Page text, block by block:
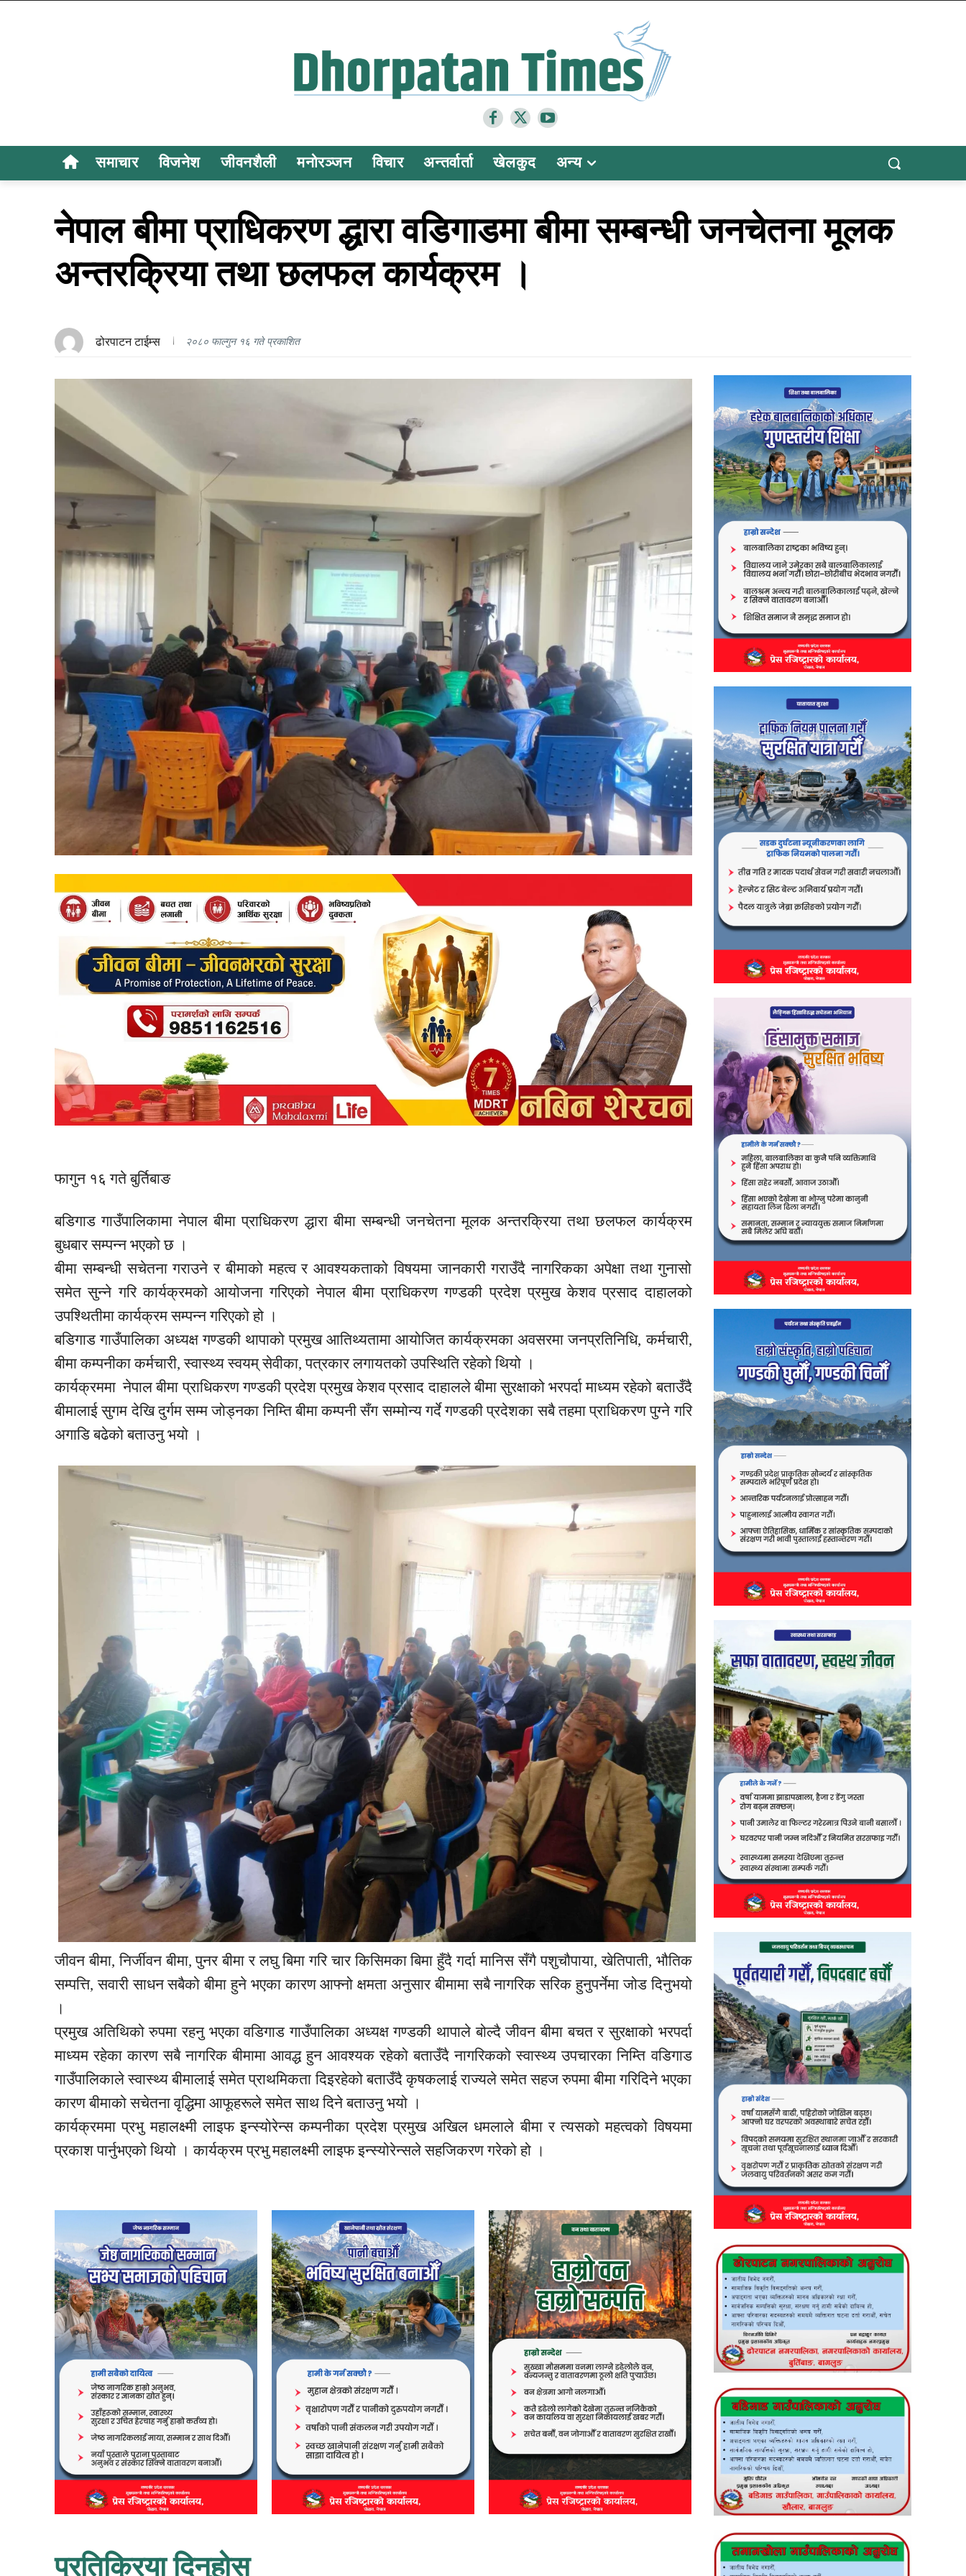
समाचार विजनेश जीवनशैली मनोरञ्जन विचार अन्तर्वार्ता खेलकुद अन्य
नेपाल बीमा प्राधिकरण द्धारा वडिगाडमा बीमा सम्बन्धी जनचेतना मूलक
अन्तरक्रिया तथा छलफल कार्यक्रम ।
ढोरपाटन टाईम्स २०८० फाल्गुन १६ गते प्रकाशित
फागुन १६ गते बुर्तिबाङ
बडिगाड गाउँपालिकामा नेपाल बीमा प्राधिकरणद्धाराबीमासम्बन्धीजनचेतना मूलक अन्तरक्रिया तथा छलफल कार्यक्रम
बुधबार सम्पन्न भएको छ ।
बीमा सम्बन्धी सचेतना गराउने र बीमाको महत्व र आवश्यकताको विषयमा जानकारी गराउँदै नागरिकका अपेक्षा तथा गुनासो
समेत सुन्ने गरि कार्यक्रमको आयोजना गरिएको नेपाल बीमा प्राधिकरण गण्डकी प्रदेश प्रमुख केशव प्रसाद दाहालको
उपश्थितीमाकार्यक्रम सम्पन्न गरिएको हो ।
बडिगाड गाउँपालिका अध्यक्ष गण्डकी थापाको प्रमुखआतिथ्यतामा आयोजित कार्यक्रमका अवसरमा जनप्रतिनिधि, कर्मचारी,
बीमा कम्पनीका कर्मचारी, स्वास्थ्य स्वयम् सेवीका, पत्रकार लगायतको उपस्थिति रहेको थियो ।
कार्यक्रममा नेपाल बीमा प्राधिकरण गण्डकी प्रदेश प्रमुख केशव प्रसाद दाहालले बीमा सुरक्षाको भरपर्दा माध्यम रहेको बताउँदै
बीमालाई सुगम देखि दुर्गम सम्म जोड्नका निम्ति बीमा कम्पनी सँगसम्मोन्यगर्दे गण्डकी प्रदेशका सबै तहमाप्राधिकरणपुग्ने गरि
अगाडि बढेको बताउनु भयो ।
जीवन बीमा, निर्जीवन बीमा,पुनरबीमा र लघु बिमा गरि चार किसिमका बिमा हुँदै गर्दा मानिस सँगै पशुचौपाया,खेतिपाती, भौतिक
सम्पत्ति, सवारी साधन सबैको बीमा हुने भएका कारण आफ्नो क्षमता अनुसार बीमामा सबै नागरिक सरिक हुनुपर्नेमा जोड दिनुभयो
।
प्रमुख अतिथिको रुपमा रहनु भएकावडिगाड गाउँपालिका अध्यक्ष गण्डकी थापाले बोल्दै जीवन बीमा बचत र सुरक्षाको भरपर्दा
माध्यम रहेका कारण सबै नागरिक बीमामा आवद्ध हुन आवश्यक रहेको बताउँदै नागरिकको स्वास्थ्य उपचारका निम्तिवडिगाड
गाउँपालिकाले स्वास्थ्य बीमालाई समेत प्राथमिकता दिइरहेको बताउँदै कृषकलाई राज्यले समेत सहज रुपमा बीमा गरिदिने भएका
कारण बीमाको सचेतना वृद्धिमा आफूहरूले समेत साथ दिने बताउनु भयो ।
कार्यक्रममा प्रभु महालक्ष्मीलाइफ इन्स्योरेन्सकम्पनीका प्रदेश प्रमुख अखिल धमलाले बीमा र त्यसको महत्वको विषयमा
प्रकाश पार्नुभएको थियो । कार्यक्रम प्रभु महालक्ष्मीलाइफइन्स्योरेन्सले सहजिकरण गरेको हो ।
प्रतिक्रिया दिनुहोस